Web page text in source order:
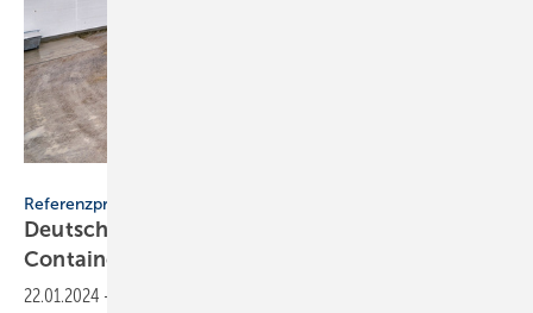
Referenzprojekt
Deutsche Rockwool: Brandschutz im
Container-Hotel
22.01.2024 -